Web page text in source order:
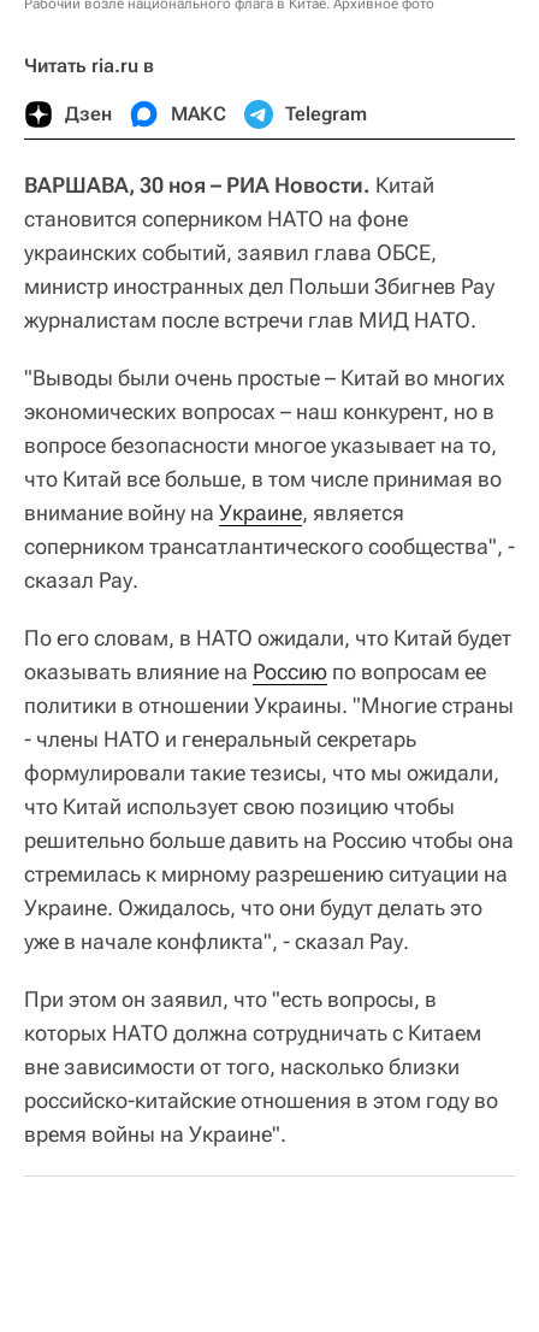
Читать ria.ru в
Дзен МАКС Telegram
ВАРШАВА, 30 ноя – РИА Новости. Китай
становится соперником НАТО на фоне
украинских событий, заявил глава ОБСЕ,
министр иностранных дел Польши Збигнев Рау
журналистам после встречи глав МИД НАТО.
"Выводы были очень простые – Китай во многих
экономических вопросах – наш конкурент, но в
вопросе безопасности многое указывает на то,
что Китай все больше, в том числе принимая во
внимание войну на Украине, является
соперником трансатлантического сообщества", -
сказал Рау.
По его словам, в НАТО ожидали, что Китай будет
оказывать влияние на Россию по вопросам ее
политики в отношении Украины. "Многие страны
- члены НАТО и генеральный секретарь
формулировали такие тезисы, что мы ожидали,
что Китай использует свою позицию чтобы
решительно больше давить на Россию чтобы она
стремилась к мирному разрешению ситуации на
Украине. Ожидалось, что они будут делать это
уже в начале конфликта", - сказал Рау.
При этом он заявил, что "есть вопросы, в
которых НАТО должна сотрудничать с Китаем
вне зависимости от того, насколько близки
российско-китайские отношения в этом году во
время войны на Украине".